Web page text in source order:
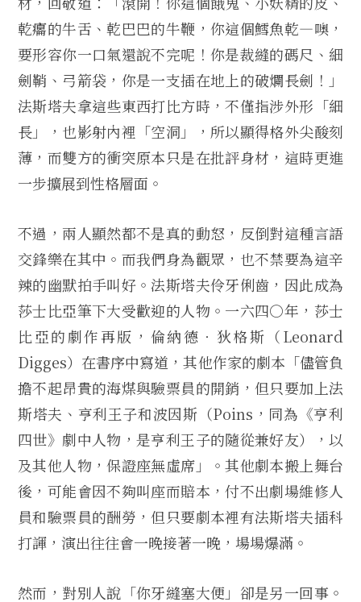
乾癟的牛舌、乾巴巴的牛鞭，你這個鱈魚乾—噢，
要形容你一口氣還說不完呢！你是裁縫的碼尺、細
劍鞘、弓箭袋，你是一支插在地上的破爛長劍！」
法斯塔夫拿這些東西打比方時，不僅指涉外形「細
長」，也影射內裡「空洞」，所以顯得格外尖酸刻
薄，而雙方的衝突原本只是在批評身材，這時更進
一步擴展到性格層面。
不過，兩人顯然都不是真的動怒，反倒對這種言語
交鋒樂在其中。而我們身為觀眾，也不禁要為這辛
辣的幽默拍手叫好。法斯塔夫伶牙俐齒，因此成為
莎士比亞筆下大受歡迎的人物。一六四○年，莎士
比亞的劇作再版，倫納德‧狄格斯（Leonard
Digges）在書序中寫道，其他作家的劇本「儘管負
擔不起昂貴的海煤與驗票員的開銷，但只要加上法
斯塔夫、亨利王子和波因斯（Poins，同為《亨利
四世》劇中人物，是亨利王子的隨從兼好友），以
及其他人物，保證座無虛席」。其他劇本搬上舞台
後，可能會因不夠叫座而賠本，付不出劇場維修人
員和驗票員的酬勞，但只要劇本裡有法斯塔夫插科
打諢，演出往往會一晚接著一晚，場場爆滿。
然而，對別人說「你牙縫塞大便」卻是另一回事。